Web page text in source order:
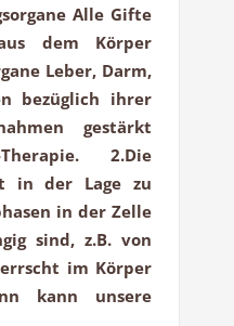
Alle Gifte
dem Körper
Leber, Darm,
bezüglich ihrer
gestärkt
Therapie. 2.Die
in der Lage zu
in der Zelle
sind, z.B. von
im Körper
kann unsere